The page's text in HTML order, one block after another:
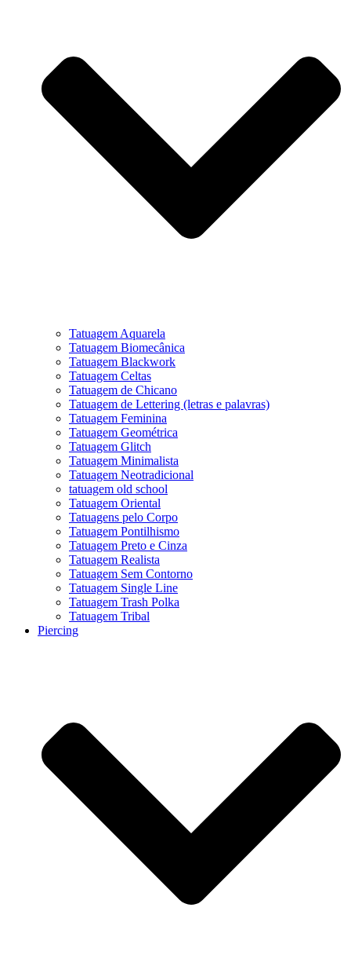
Tatuagem Aquarela
Tatuagem Biomecânica
Tatuagem Blackwork
Tatuagem Celtas
Tatuagem de Chicano
Tatuagem de Lettering (letras e palavras)
Tatuagem Feminina
Tatuagem Geométrica
Tatuagem Glitch
Tatuagem Minimalista
Tatuagem Neotradicional
tatuagem old school
Tatuagem Oriental
Tatuagens pelo Corpo
Tatuagem Pontilhismo
Tatuagem Preto e Cinza
Tatuagem Realista
Tatuagem Sem Contorno
Tatuagem Single Line
Tatuagem Trash Polka
Tatuagem Tribal
Piercing